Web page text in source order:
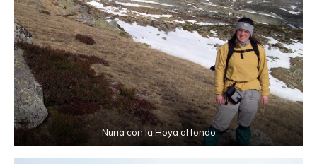
Nuria con la Hoya al fondo